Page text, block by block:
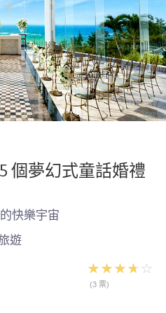
個夢幻式童話婚禮
快樂宇宙
遊
(3 票)